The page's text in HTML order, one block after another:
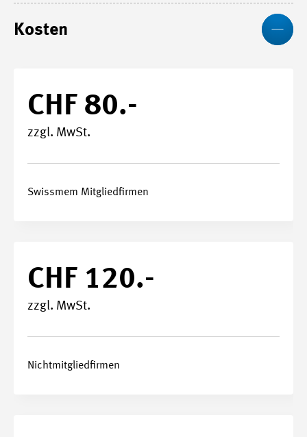
Kosten
CHF 80.-
zzgl. MwSt.
Swissmem Mitgliedfirmen
CHF 120.-
zzgl. MwSt.
Nichtmitgliedfirmen